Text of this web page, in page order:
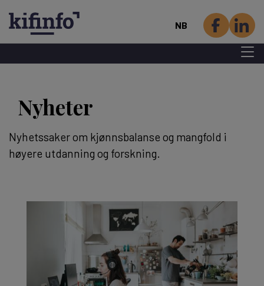
hovedinnhold
NB
Menu
Nyheter
Nyhetssaker om kjønnsbalanse og mangfold i
høyere utdanning og forskning.